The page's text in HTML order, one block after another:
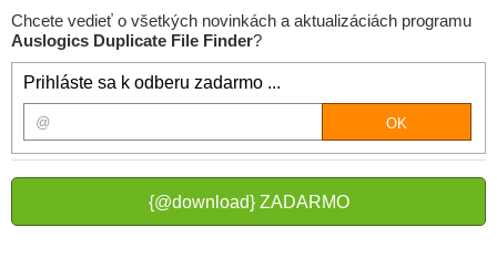
Chcete vedieť o všetkých novinkách a aktualizáciách programu
Auslogics Duplicate File Finder?
Prihláste sa k odberu zadarmo ...
{@download} ZADARMO